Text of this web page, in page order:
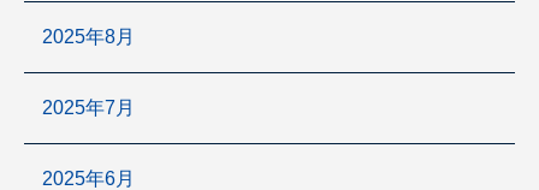
2025年8月
2025年7月
2025年6月